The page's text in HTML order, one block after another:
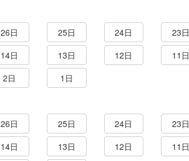
26日 25日 24日 23日
14日 13日 12日 11日
2日 1日
26日 25日 24日 23日
14日 13日 12日 11日